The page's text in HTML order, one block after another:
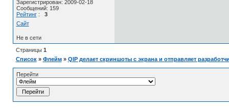
Зарегистрирован: 2009-02-18
Сообщений: 159
Рейтинг: 3
Сайт
Не в сети
Страницы 1
Список » Флейм » QIP делает скриншоты с экрана и отправляет
Перейти